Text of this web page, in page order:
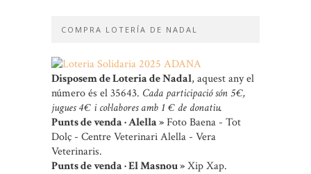
COMPRA LOTERÍA DE NADAL
Disposem de Loteria de Nadal, aquest any el
número és el 35643. Cada participació són 5 €,
jugues 4 € i col·labores amb 1 € de donatiu.
Punts de venda · Alella »Foto Baena - Tot
Dolç - Centre Veterinari Alella - Vera
Veterinaris.
Punts de venda · El Masnou »Xip Xap.